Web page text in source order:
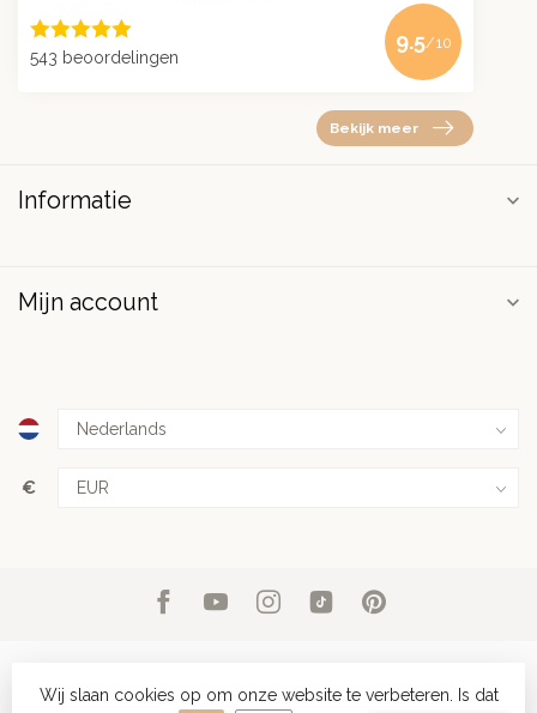
543 beoordelingen
9.5/10
Bekijk meer
Informatie
Mijn account
€
© Copyright 2026 PuurSpirits.nl- Powered byLightspeed-
Wij slaan cookies op om onze website te verbeteren. Is dat